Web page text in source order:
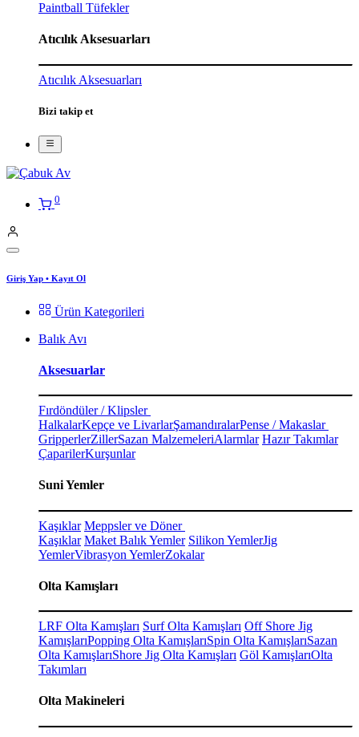
Paintball Tüfekler
Atıcılık Aksesuarları
Atıcılık Aksesuarları
Bizi takip et
0
Giriş Yap • Kayıt Ol
Ürün Kategorileri
Balık Avı
Aksesuarlar
Fırdöndüler / Klipsler
HalkalarKepçe ve LivarlarŞamandıralarPense / Makaslar
GripperlerZillerSazan MalzemeleriAlarmlar Hazır Takımlar
ÇaparilerKurşunlar
Suni Yemler
Kaşıklar Meppsler ve Döner
Kaşıklar Maket Balık Yemler Silikon YemlerJig
YemlerVibrasyon YemlerZokalar
Olta Kamışları
LRF Olta Kamışları Surf Olta Kamışları Off Shore Jig
KamışlarıPopping Olta KamışlarıSpin Olta KamışlarıSazan
Olta KamışlarıShore Jig Olta Kamışları Göl KamışlarıOlta
Takımları
Olta Makineleri